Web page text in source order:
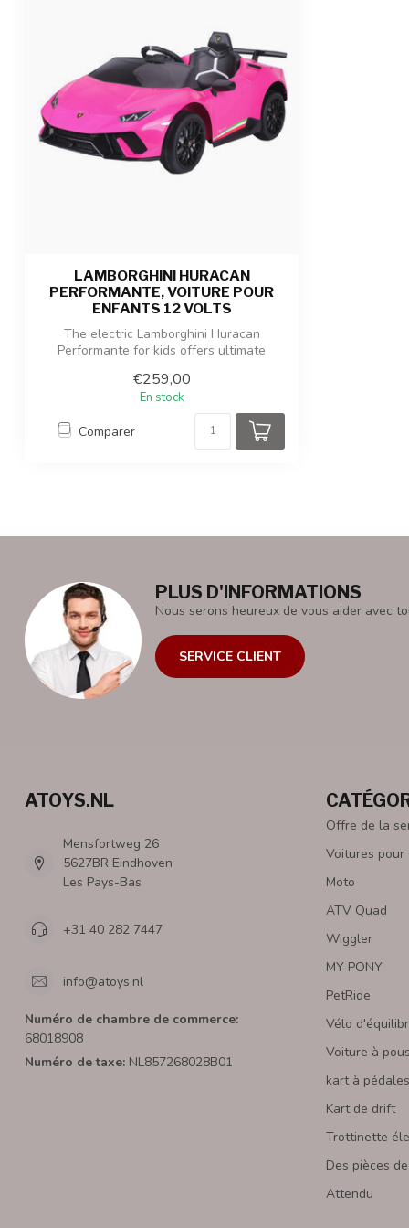
Admissibilité
Dimensions du produit
Dimensions du colis
LAMBORGHINI HURACAN
PERFORMANTE, VOITURE POUR
ENFANTS 12 VOLTS
The electric Lamborghini Huracan
Performante for kids offers ultimate
€259,00
En stock
Comparer
PLUS D'INFORMATIONS
Nous serons heureux de vous aider avec
SERVICE CLIENT
ATOYS.NL
Mensfortweg 26
5627BR Eindhoven
Les Pays-Bas
+31 40 282 7447
info@atoys.nl
Numéro de chambre de commerce:
68018908
Numéro de taxe: NL857268028B01
Offre de la
Voitures
Moto
ATV Quad
Wiggler
MY PONY
PetRide
Vélo
Voiture à
kart à pédales
Kart de drift
Trottinette
Des pièces
Attendu